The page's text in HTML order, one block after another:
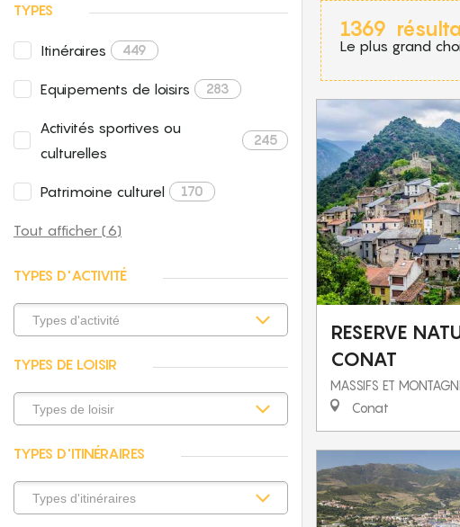
TYPES
Itinéraires 449
Equipements de loisirs 283
Activités sportives ou
culturelles
245
Patrimoine culturel 170
Tout afficher (6)
TYPES D'ACTIVITÉ
TYPES DE LOISIR
TYPES D'ITINÉRAIRES
1369
Le plus grand
RESERVE
CONAT
MASSIFS ET
Conat